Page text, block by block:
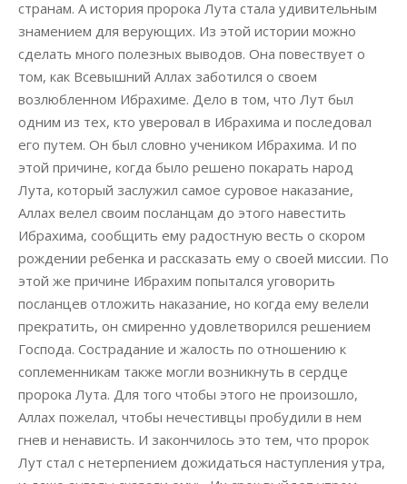
странам. А история пророка Лута стала удивительным
знамением для верующих. Из этой истории можно
сделать много полезных выводов. Она повествует о
том, как Всевышний Аллах заботился о своем
возлюбленном Ибрахиме. Дело в том, что Лут был
одним из тех, кто уверовал в Ибрахима и последовал
его путем. Он был словно учеником Ибрахима. И по
этой причине, когда было решено покарать народ
Лута, который заслужил самое суровое наказание,
Аллах велел своим посланцам до этого навестить
Ибрахима, сообщить ему радостную весть о скором
рождении ребенка и рассказать ему о своей миссии. По
этой же причине Ибрахим попытался уговорить
посланцев отложить наказание, но когда ему велели
прекратить, он смиренно удовлетворился решением
Господа. Сострадание и жалость по отношению к
соплеменникам также могли возникнуть в сердце
пророка Лута. Для того чтобы этого не произошло,
Аллах пожелал, чтобы нечестивцы пробудили в нем
гнев и ненависть. И закончилось это тем, что пророк
Лут стал с нетерпением дожидаться наступления утра,